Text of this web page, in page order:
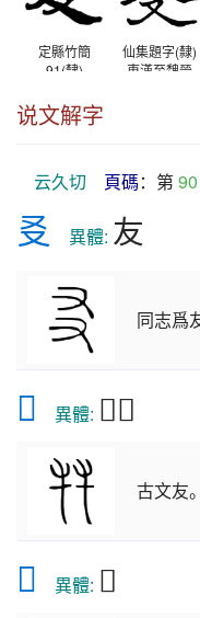
定縣竹簡
91(隸)
仙集題字(隸)
東漢至魏晉
说文解字
云久切 頁碼：第 90
㕛 異體: 友
同志爲
𠬺 異體: 𦬧𦫹
古文友。
𦐮 異體: 𦐯